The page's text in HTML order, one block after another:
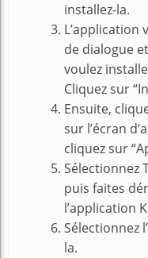
installez-la.
L’application
de dialogue
voulez
Cliquez sur
Ensuite,
sur l’écran
cliquez sur
Sélectionnez
puis faites
l’application
Sélectionnez
la.